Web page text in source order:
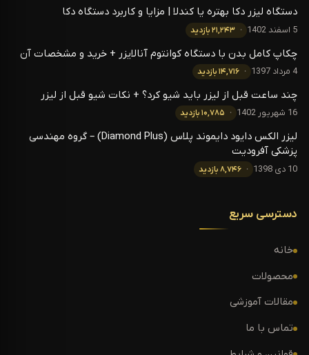
دستگاه لیزر دکا بهتره یا کندلا | مزایا و کاربرد دستگاه دکا
5 اسفند 1402 ۲۱,۲۴۳ بازدید
چکاپ کامل بدن با دستگاه کوانتوم آنالایزر + خرید و مشخصات آن
4 مرداد 1397 ۱۴,۷۱۶ بازدید
چند ساعت قبل از لیزر باید شیو کرد؟ + نکات شیو قبل از لیزر
16 شهریور 1402 ۱۰,۷۸۵ بازدید
لیزر الکس دایود دایموند پلاس (Diamond Plus) – گروه مهندسی
پزشکی آفرودیت
10 دی 1398 ۸,۷۴۶ بازدید
دسترسی سریع
خانه
محصولات
مقالات آموزشی
تماس با ما